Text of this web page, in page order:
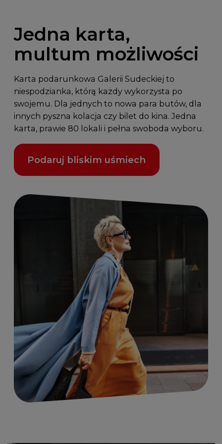
Jedna karta,
multum możliwości
Karta podarunkowa Galerii Sudeckiej to
niespodzianka, którą każdy wykorzysta po
swojemu. Dla jednych to nowa para butów, dla
innych pyszna kolacja czy bilet do kina. Jedna
karta, prawie 80 lokali i pełna swoboda wyboru.
Podaruj bliskim uśmiech